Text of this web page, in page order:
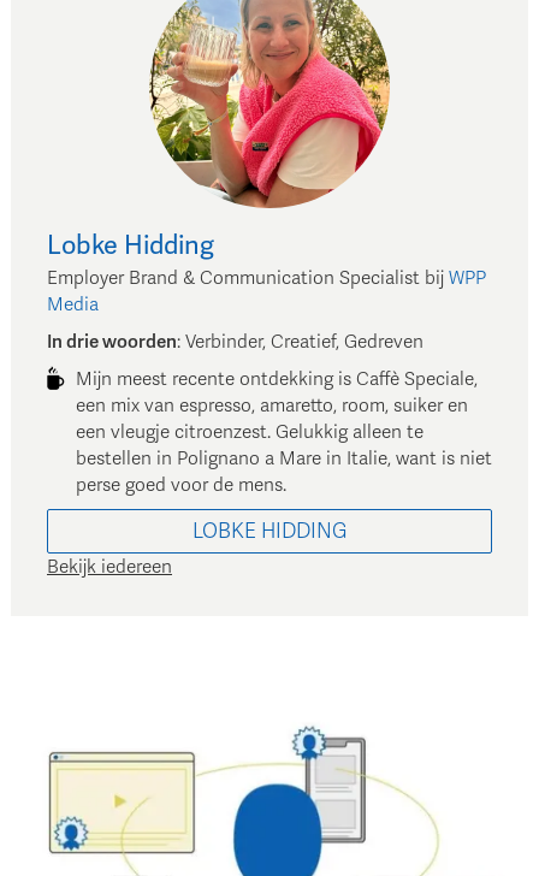
Lobke Hidding
Employer Brand & Communication Specialist bij WPP
Media
In drie woorden: Verbinder, Creatief, Gedreven
Mijn meest recente ontdekking is Caffè Speciale,
een mix van espresso, amaretto, room, suiker en
een vleugje citroenzest. Gelukkig alleen te
bestellen in Polignano a Mare in Italie, want is niet
perse goed voor de mens.
LOBKE HIDDING
Bekijk iedereen